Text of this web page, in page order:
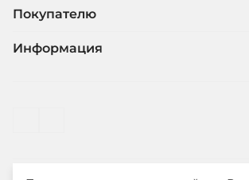
Покупателю
Информация